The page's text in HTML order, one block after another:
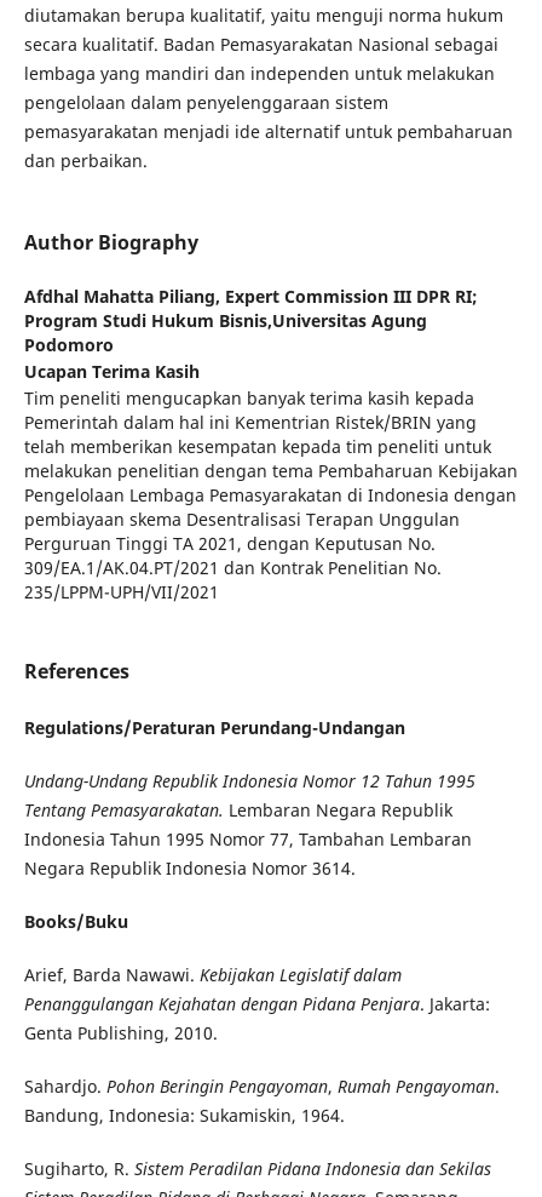
diutamakan berupa kualitatif, yaitu menguji norma hukum
secara kualitatif. Badan Pemasyarakatan Nasional sebagai
lembaga yang mandiri dan independen untuk melakukan
pengelolaan dalam penyelenggaraan sistem
pemasyarakatan menjadi ide alternatif untuk pembaharuan
dan perbaikan.
Author Biography
Afdhal Mahatta Piliang, Expert Commission III DPR RI;
Program Studi Hukum Bisnis,Universitas Agung
Podomoro
Ucapan Terima Kasih
Tim peneliti mengucapkan banyak terima kasih kepada
Pemerintah dalam hal ini Kementrian Ristek/BRIN yang
telah memberikan kesempatan kepada tim peneliti untuk
melakukan penelitian dengan tema Pembaharuan Kebijakan
Pengelolaan Lembaga Pemasyarakatan di Indonesia dengan
pembiayaan skema Desentralisasi Terapan Unggulan
Perguruan Tinggi TA 2021, dengan Keputusan No.
309/EA.1/AK.04.PT/2021 dan Kontrak Penelitian No.
235/LPPM-UPH/VII/2021
References
Regulations/Peraturan Perundang-Undangan
Undang-Undang Republik Indonesia Nomor 12 Tahun 1995
Tentang Pemasyarakatan. Lembaran Negara Republik
Indonesia Tahun 1995 Nomor 77, Tambahan Lembaran
Negara Republik Indonesia Nomor 3614.
Books/Buku
Arief, Barda Nawawi. Kebijakan Legislatif dalam
Penanggulangan Kejahatan dengan Pidana Penjara. Jakarta:
Genta Publishing, 2010.
Sahardjo. Pohon Beringin Pengayoman, Rumah Pengayoman.
Bandung, Indonesia: Sukamiskin, 1964.
Sugiharto, R. Sistem Peradilan Pidana Indonesia dan Sekilas